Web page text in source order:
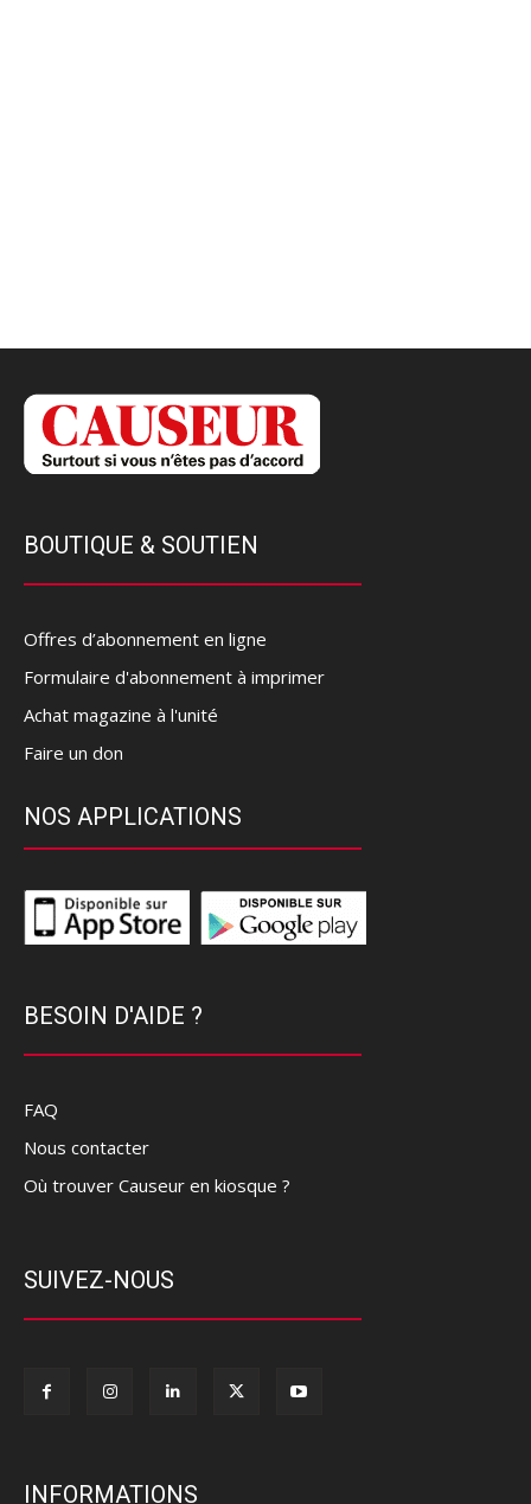
BOUTIQUE & SOUTIEN
Offres d’abonnement en ligne
Formulaire d'abonnement à imprimer
Achat magazine à l'unité
Faire un don
NOS APPLICATIONS
BESOIN D'AIDE ?
FAQ
Nous contacter
Où trouver Causeur en kiosque ?
SUIVEZ-NOUS
INFORMATIONS